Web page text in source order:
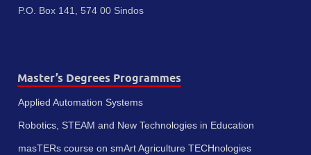
P.O. Box 141, 574 00 Sindos
Master’s Degrees Programmes
Applied Automation Systems
Robotics, STEAM and New Technologies in Education
masTERs course on smArt Agriculture TECHnologies